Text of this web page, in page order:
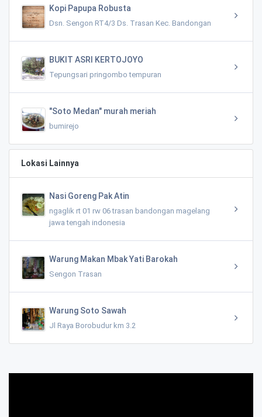
Kopi Papupa Robusta
Dsn. Sengon RT4/3 Ds. Trasan Kec. Bandongan
BUKIT ASRI KERTOJOYO
Tepungsari pringombo tempuran
"Soto Medan" murah meriah
bumirejo
Lokasi Lainnya
Nasi Goreng Pak Atin
ngaglik rt 01 rw 06 trasan bandongan magelang
jawa tengah indonesia
Warung Makan Mbak Yati Barokah
Sengon Trasan
Warung Soto Sawah
Jl Raya Borobudur km 3.2